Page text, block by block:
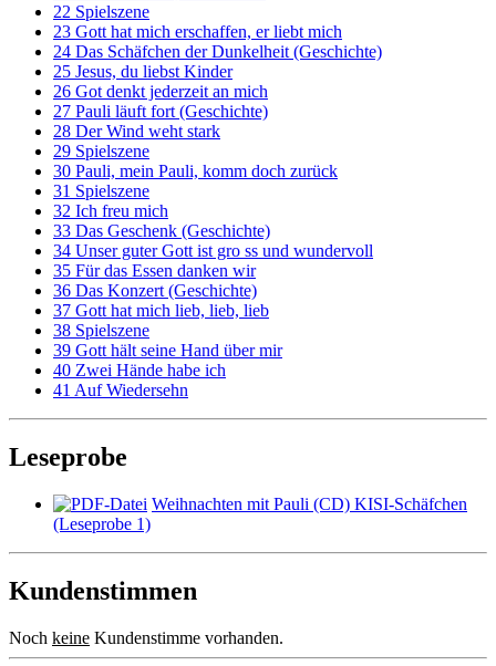
22 Spielszene
23 Gott hat mich erschaffen, er liebt mich
24 Das Schäfchen der Dunkelheit (Geschichte)
25 Jesus, du liebst Kinder
26 Got denkt jederzeit an mich
27 Pauli läuft fort (Geschichte)
28 Der Wind weht stark
29 Spielszene
30 Pauli, mein Pauli, komm doch zurück
31 Spielszene
32 Ich freu mich
33 Das Geschenk (Geschichte)
34 Unser guter Gott ist gro ss und wundervoll
35 Für das Essen danken wir
36 Das Konzert (Geschichte)
37 Gott hat mich lieb, lieb, lieb
38 Spielszene
39 Gott hält seine Hand über mir
40 Zwei Hände habe ich
41 Auf Wiedersehn
Leseprobe
Weihnachten mit Pauli (CD) KISI-Schäfchen
(Leseprobe 1)
Kundenstimmen
Noch keine Kundenstimme vorhanden.